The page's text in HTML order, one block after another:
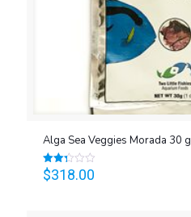
Alga Sea Veggies Morada 30 g
Valorado
en
$318.00